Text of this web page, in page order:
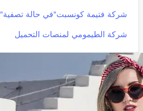
شركة فتيمة كونسبت"في حالة تصفية"
شركة الطيمومي لمنصات التحميل